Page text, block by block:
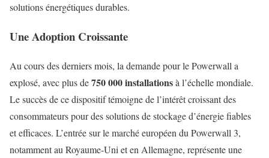
solutions énergétiques durables.
Une Adoption Croissante
Au cours des derniers mois, la demande pour le Powerwall a
explosé, avec plus de750 000 installationsà l’échelle mondiale.
Le succès de ce dispositif témoigne de l’intérêt croissant des
consommateurs pour des solutions de stockage d’énergie fiables
et efficaces. L’entrée sur le marché européen du Powerwall 3,
notamment au Royaume-Uni et en Allemagne, représente une